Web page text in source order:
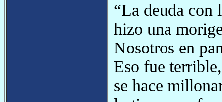
“La deuda con
hizo una
Nosotros en
Eso fue
se hace